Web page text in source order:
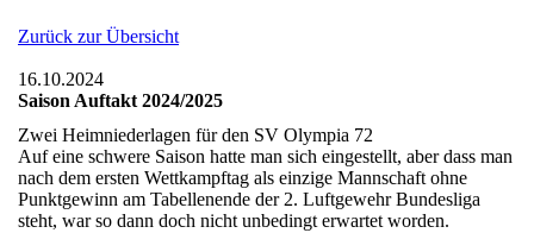
Zurück zur Übersicht
16.10.2024
Saison Auftakt 2024/2025
Zwei Heimniederlagen für den SV Olympia 72
Auf eine schwere Saison hatte man sich eingestellt, aber dass man
nach dem ersten Wettkampftag als einzige Mannschaft ohne
Punktgewinn am Tabellenende der 2. Luftgewehr Bundesliga
steht, war so dann doch nicht unbedingt erwartet worden.